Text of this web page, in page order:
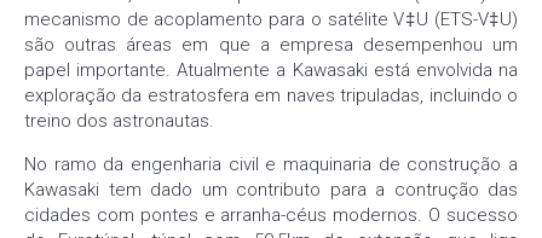
mecanismo de acoplamento para o satélite V‡U (ETS-V‡U)
são outras áreas em que a empresa desempenhou um
papel importante. Atualmente a Kawasaki está envolvida na
exploração da estratosfera em naves tripuladas, incluindo o
treino dos astronautas.
No ramo da engenharia civil e maquinaria de construção a
Kawasaki tem dado um contributo para a contrução das
cidades com pontes e arranha-céus modernos. O sucesso